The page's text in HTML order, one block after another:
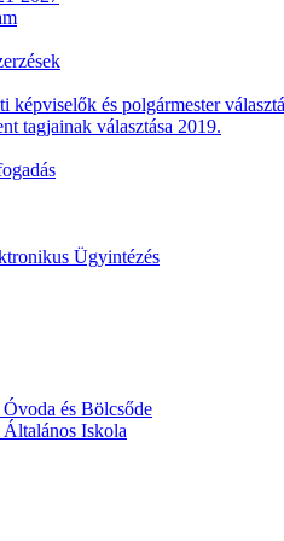
képviselők és polgármester
tagjainak választása 2019.
Ügyintézés
és Bölcsőde
Iskola